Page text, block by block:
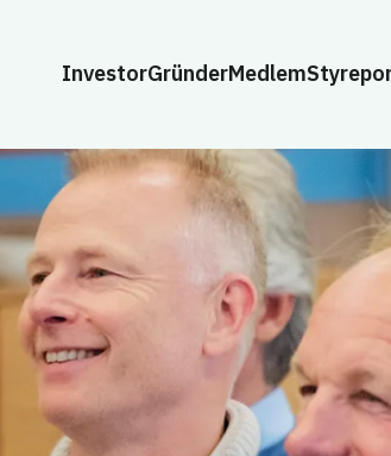
InvestorGründerMedlem